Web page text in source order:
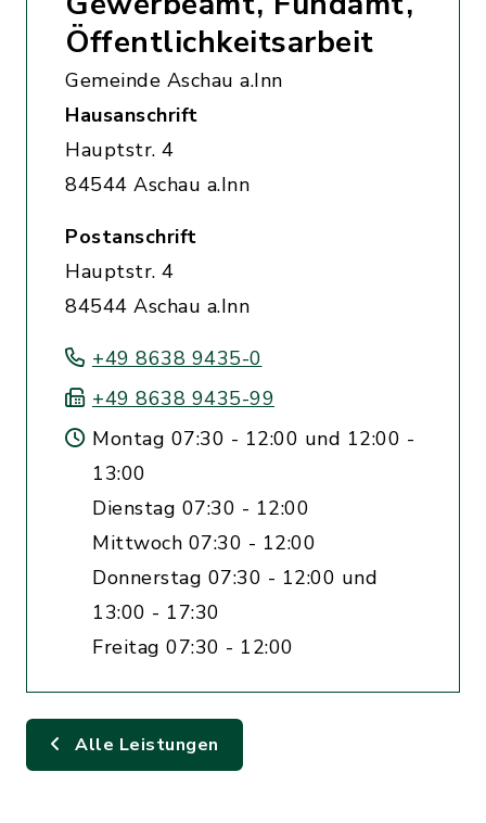
Öffentlichkeitsarbeit
Gemeinde Aschau a.Inn
Hausanschrift
Hauptstr. 4
84544 Aschau a.Inn
Postanschrift
Hauptstr. 4
84544 Aschau a.Inn
+49 8638 9435-0
+49 8638 9435-99
Montag 07:30 - 12:00 und 12:00 -
13:00
Dienstag 07:30 - 12:00
Mittwoch 07:30 - 12:00
Donnerstag 07:30 - 12:00 und
13:00 - 17:30
Freitag 07:30 - 12:00
Alle Leistungen